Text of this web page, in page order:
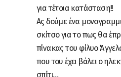
για τέτοια κατάσταση!!
Ας δούμε ένα
σκίτσο για το πως θα
πίνακας του φίλυο
που του έχει βάλει ο
σπίτι…